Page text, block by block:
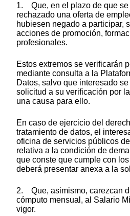
1. Que, en el plazo de que se
rechazado una oferta de
hubiesen negado a participar,
acciones de promoción,
profesionales.
Estos extremos se verificarán
mediante consulta a la
Datos, salvo que interesado
solicitud a su verificación por
una causa para ello.
En caso de ejercicio del
tratamiento de datos, el
oficina de servicios públicos
relativa a la condición de
que conste que cumple con
deberá presentar anexa a la
2. Que, asimismo, carezcan
cómputo mensual, al Salario
vigor.